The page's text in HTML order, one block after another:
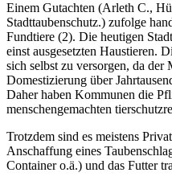
Einem Gutachten (Arleth C.,
Stadttaubenschutz.) zufolge
Fundtiere (2). Die heutigen
einst ausgesetzten Haustieren.
sich selbst zu versorgen, da der
Domestizierung über
Daher haben Kommunen die
menschengemachten
Trotzdem sind es meistens
Anschaffung eines
Container o.ä.) und das Futter